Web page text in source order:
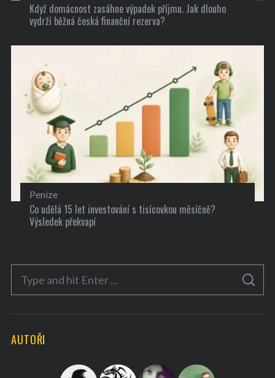
Když domácnost zasáhne výpadek příjmu. Jak dlouho
vydrží běžná česká finanční rezerva?
Peníze
Co udělá 15 let investování s tisícovkou měsíčně?
Výsledek překvapí
c
S
A
C
AUTOŘI